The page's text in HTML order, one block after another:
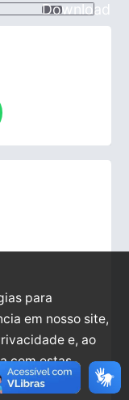
Download
para
em nosso site,
e, ao
com estas